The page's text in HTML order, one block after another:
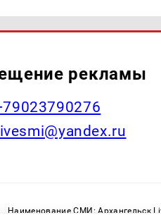
рекламы
Наименование СМИ: Архангельск